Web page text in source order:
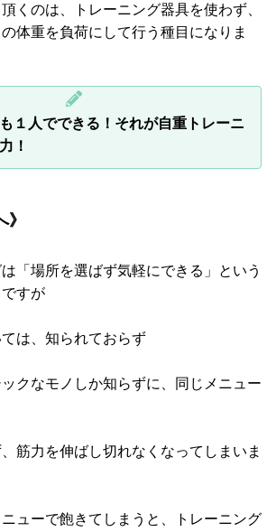
くのは、トレーニング器具を使わず、
体重を負荷にして行う種目になりま
１人でできる！それが自重トレーニ
！
「場所を選ばず気軽にできる」という
すが
は、知られておらず
クなモノしか知らずに、同じメニュー
筋力を伸ばし切れなくなってしまいま
ューで飽きてしまうと、トレーニング